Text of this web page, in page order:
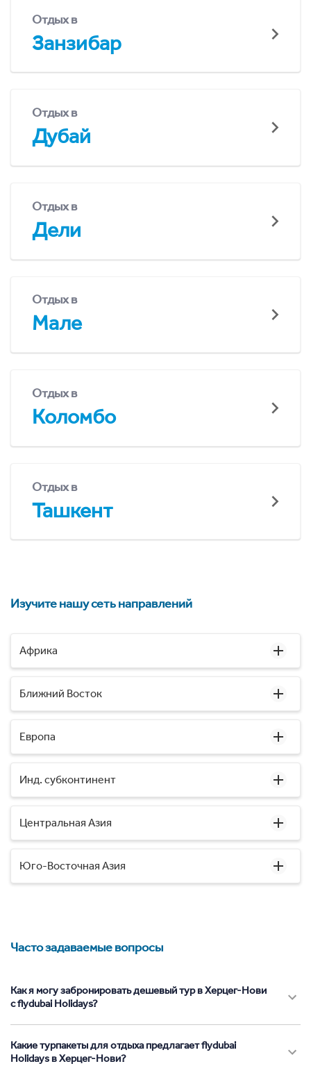
Отдых в
Занзибар
Отдых в
Дубай
Отдых в
Дели
Отдых в
Мале
Отдых в
Коломбо
Отдых в
Ташкент
Изучите нашу сеть направлений
Африка
Ближний Восток
Европа
Инд. субконтинент
Центральная Азия
Юго-Восточная Азия
Часто задаваемые вопросы
Как я могу забронировать дешевый тур в Херцег-Нови
с flydubai Holidays?
Какие турпакеты для отдыха предлагает flydubai
Holidays в Херцег-Нови?